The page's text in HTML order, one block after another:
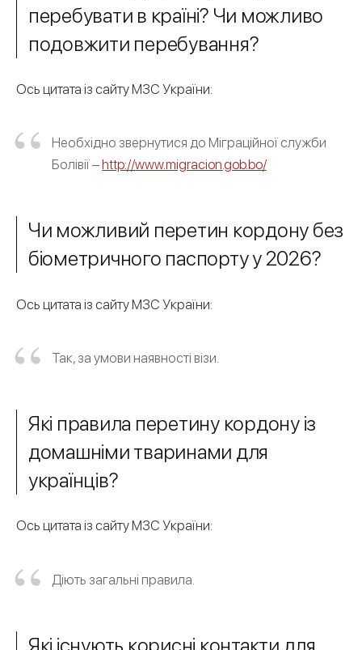
перебувати в країні? Чи можливо
подовжити перебування?
Ось цитата із сайту МЗС України:
Необхідно звернутися до Міграційної служби
Болівії –http://www.migracion.gob.bo/
Чи можливий перетин кордону без
біометричного паспорту у 2026?
Ось цитата із сайту МЗС України:
Так, за умови наявності візи.
Які правила перетину кордону із
домашніми тваринами для
українців?
Ось цитата із сайту МЗС України:
Діють загальні правила.
Які існують корисні контакти для